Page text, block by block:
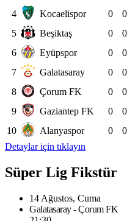
4
Kocaelispor 0
0
5
Beşiktaş 0
0
6
Eyüpspor 0
0
7
Galatasaray 0
0
8
Çorum FK 0
0
9
Gaziantep FK 0
0
10
Alanyaspor 0
0
Detaylar için tıklayın
Süper Lig Fikstür
14 Ağustos, Cuma
Galatasaray - Çorum FK